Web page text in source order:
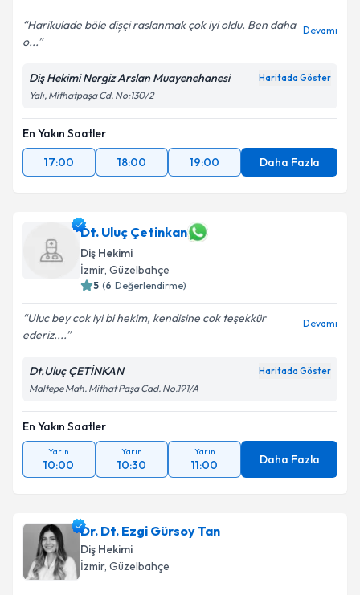
Harikulade böle dișçi raslanmak çok iyi oldu. Ben daha
o...
Devamı
Diş Hekimi Nergiz Arslan Muayenehanesi Haritada Göster
Yalı, Mithatpaşa Cd. No:130/2
En Yakın Saatler
17:00
18:00 19:00 Daha Fazla
Dt. Uluç Çetinkan
Diş Hekimi
İzmir, Güzelbahçe
5 (6 Değerlendirme)
Uluc bey cok iyi bi hekim, kendisine cok teşekkür
ederiz....
Devamı
Dt.Uluç ÇETİNKAN Haritada Göster
Maltepe Mah. Mithat Paşa Cad. No.191/A
En Yakın Saatler
Yarın
10:00
Yarın
10:30
Yarın
11:00 Daha Fazla
Dr. Dt. Ezgi Gürsoy Tan
Diş Hekimi
İzmir, Güzelbahçe